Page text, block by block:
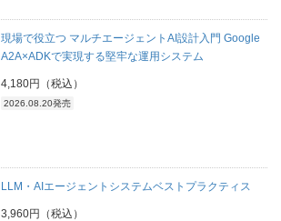
現場で役立つ マルチエージェントAI設計入門 Google
A2A×ADKで実現する堅牢な運用システム
4,180円（税込）
2026.08.20発売
LLM・AIエージェントシステムベストプラクティス
3,960円（税込）